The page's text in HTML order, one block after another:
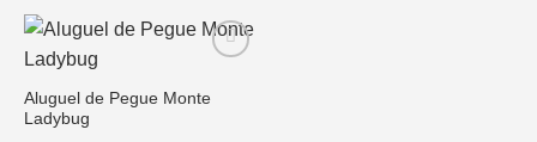
Aluguel de Pegue Monte
Ladybug